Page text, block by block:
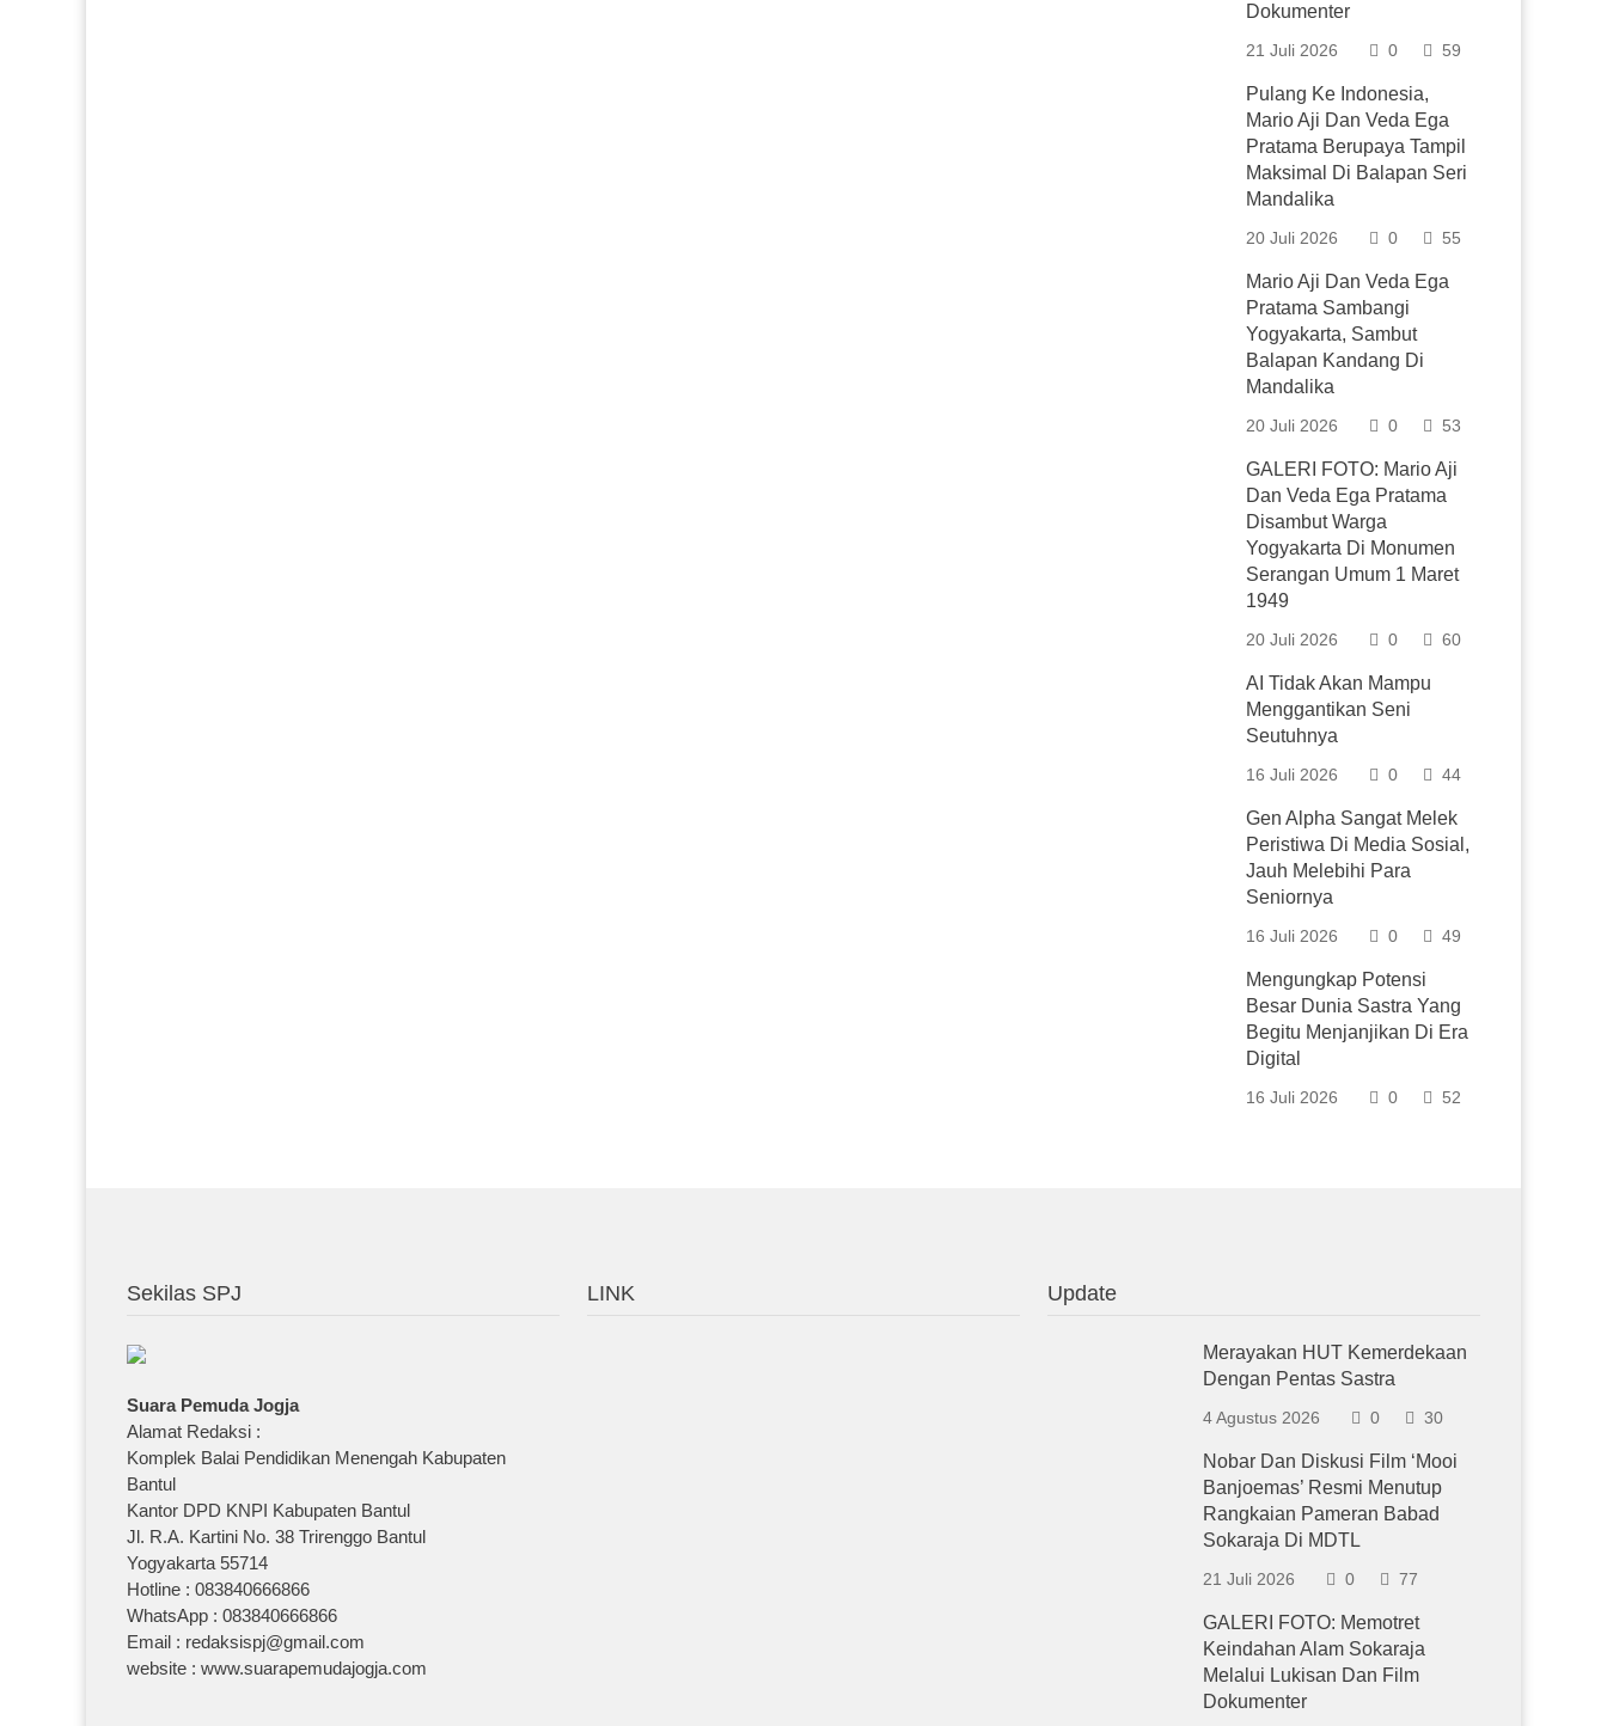
Dokumenter
21 Juli 2026 0 59
Pulang Ke Indonesia,
Mario Aji Dan Veda Ega
Pratama Berupaya Tampil
Maksimal Di Balapan Seri
Mandalika
20 Juli 2026 0 55
Mario Aji Dan Veda Ega
Pratama Sambangi
Yogyakarta, Sambut
Balapan Kandang Di
Mandalika
20 Juli 2026 0 53
GALERI FOTO: Mario Aji
Dan Veda Ega Pratama
Disambut Warga
Yogyakarta Di Monumen
Serangan Umum 1 Maret
1949
20 Juli 2026 0 60
AI Tidak Akan Mampu
Menggantikan Seni
Seutuhnya
16 Juli 2026 0 44
Gen Alpha Sangat Melek
Peristiwa Di Media Sosial,
Jauh Melebihi Para
Seniornya
16 Juli 2026 0 49
Mengungkap Potensi
Besar Dunia Sastra Yang
Begitu Menjanjikan Di Era
Digital
16 Juli 2026 0 52
Sekilas SPJ
Suara Pemuda Jogja
Alamat Redaksi :
Komplek Balai Pendidikan Menengah Kabupaten
Bantul
Kantor DPD KNPI Kabupaten Bantul
Jl. R.A. Kartini No. 38 Trirenggo Bantul
Yogyakarta 55714
Hotline : 083840666866
WhatsApp : 083840666866
Email : redaksispj@gmail.com
website : www.suarapemudajogja.com
LINK Update
Merayakan HUT Kemerdekaan
Dengan Pentas Sastra
4 Agustus 2026 0 30
Nobar Dan Diskusi Film ‘Mooi
Banjoemas’ Resmi Menutup
Rangkaian Pameran Babad
Sokaraja Di MDTL
21 Juli 2026 0 77
GALERI FOTO: Memotret
Keindahan Alam Sokaraja
Melalui Lukisan Dan Film
Dokumenter